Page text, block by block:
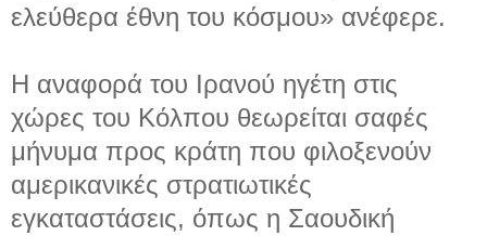
ελεύθερα έθνη του κόσμου» ανέφερε.
Η αναφορά του Ιρανού ηγέτη στις
χώρες του Κόλπου θεωρείται σαφές
μήνυμα προς κράτη που φιλοξενούν
αμερικανικές στρατιωτικές
εγκαταστάσεις, όπως η Σαουδική